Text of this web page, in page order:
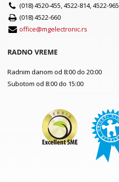
(018) 4520-455, 4522-814, 4522-965
(018) 4522-660
office@mgelectronic.rs
RADNO VREME
Radnim danom od 8:00 do 20:00
Subotom od 8:00 do 15:00